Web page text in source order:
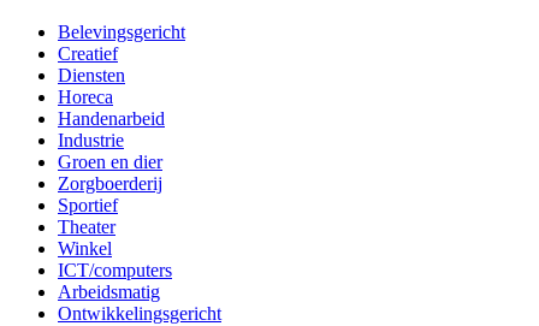
Belevingsgericht
Creatief
Diensten
Horeca
Handenarbeid
Industrie
Groen en dier
Zorgboerderij
Sportief
Theater
Winkel
ICT/computers
Arbeidsmatig
Ontwikkelingsgericht